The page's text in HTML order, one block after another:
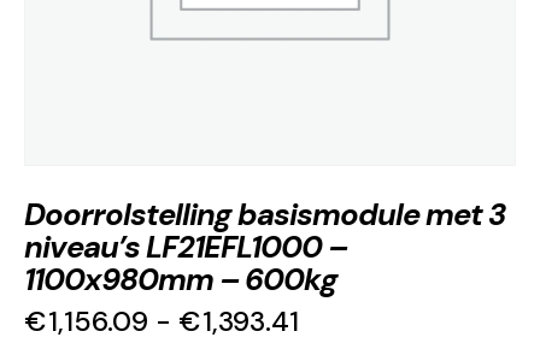
Doorrolstelling basismodule met 3
niveau’s LF21EFL1000 –
1100x980mm – 600kg
€1,156.09 - €1,393.41